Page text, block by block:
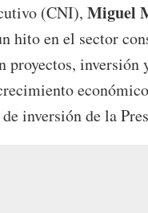
(CNI), Miguel
hito en el sector
proyectos, inversión
inversión de la